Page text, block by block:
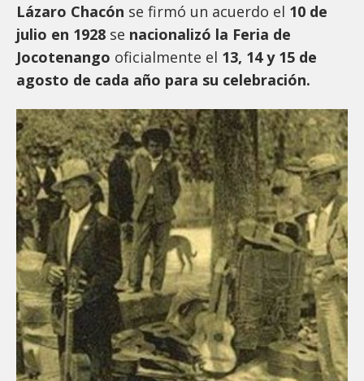
Lázaro Chacón se firmó un acuerdo el 10 de
julio en 1928 se nacionalizó la Feria de
Jocotenango oficialmente el 13, 14 y 15 de
agosto de cada año para su celebración.